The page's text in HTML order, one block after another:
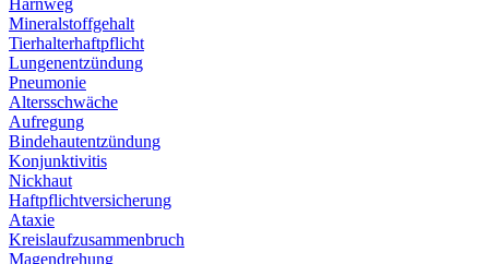
Harnweg
Mineralstoffgehalt
Tierhalterhaftpflicht
Lungenentzündung
Pneumonie
Altersschwäche
Aufregung
Bindehautentzündung
Konjunktivitis
Nickhaut
Haftpflichtversicherung
Ataxie
Kreislaufzusammenbruch
Magendrehung